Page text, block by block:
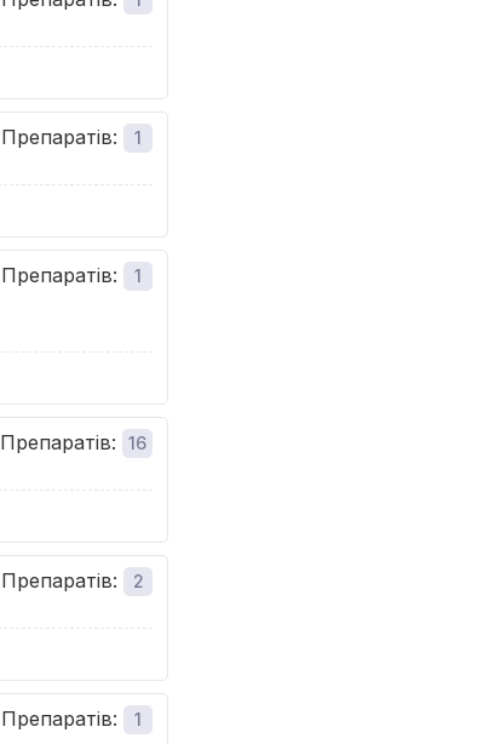
Препаратів: 1
Препаратів: 1
Препаратів: 16
Препаратів: 2
Препаратів: 1